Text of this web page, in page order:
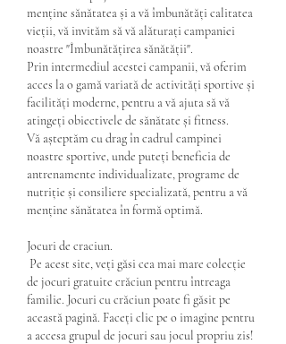
menține sănătatea și a vă îmbunătăți calitatea
vieții, vă invităm să vă alăturați campaniei
noastre "Îmbunătățirea sănătății".
Prin intermediul acestei campanii, vă oferim
acces la o gamă variată de activități sportive și
facilități moderne, pentru a vă ajuta să vă
atingeți obiectivele de sănătate și fitness.
Vă așteptăm cu drag în cadrul campinei
noastre sportive, unde puteți beneficia de
antrenamente individualizate, programe de
nutriție și consiliere specializată, pentru a vă
menține sănătatea în formă optimă.
Jocuri de craciun.
de jocuri gratuite crăciun pentru întreaga
familie. Jocuri cu crăciun poate fi găsit pe
această pagină. Faceți clic pe o imagine pentru
a accesa grupul de jocuri sau jocul propriu zis!